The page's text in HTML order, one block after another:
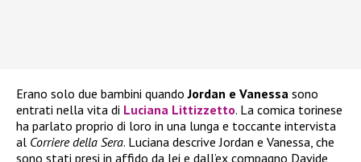
Erano solo due bambini quandoJordan e Vanessa sono
entrati nella vita di Luciana Littizzetto. La comica torinese
ha parlato proprio di loro in una lunga e toccante intervista
al Corriere della Sera. Luciana descrive Jordan e Vanessa, che
sono stati presi in affido da lei e dall’ex compagno Davide